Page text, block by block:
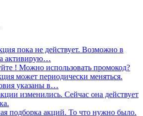
пока не действует. Возможно в
активирую…
! Можно использовать промокод?
может периодически меняться.
указаны в…
изменились. Сейчас она действует
подборка акций. То что нужно было.